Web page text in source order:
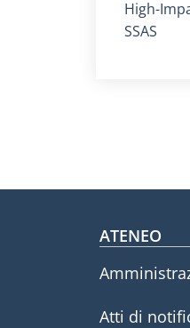
High-
SSAS
ATENEO
Atti di